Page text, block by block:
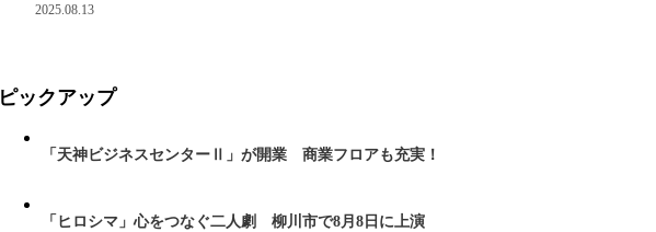
2025.08.13
ピックアップ
「天神ビジネスセンターⅡ」が開業 商業フロアも充実！
「ヒロシマ」心をつなぐ二人劇 柳川市で8月8日に上演